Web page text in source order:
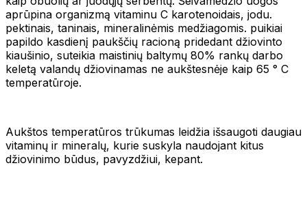
aprūpina organizmą vitaminu C karotenoidais, jodu.
pektinais, taninais, mineralinėmis medžiagomis. puikiai
papildo kasdienį paukščių racioną pridedant džiovinto
kiaušinio, suteikia maistinių baltymų 80% rankų darbo
keletą valandų džiovinamas ne aukštesnėje kaip 65 ° C
temperatūroje.
Aukštos temperatūros trūkumas leidžia išsaugoti daugiau
vitaminų ir mineralų, kurie suskyla naudojant kitus
džiovinimo būdus, pavyzdžiui, kepant.